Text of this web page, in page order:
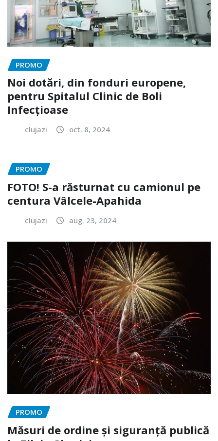
PROMO
Noi dotări, din fonduri europene,
pentru Spitalul Clinic de Boli
Infecțioase
clujazi oct. 8, 2024
PROMO
FOTO! S-a răsturnat cu camionul pe
centura Vâlcele-Apahida
clujazi aug. 23, 2024
PROMO
Măsuri de ordine și siguranță publică